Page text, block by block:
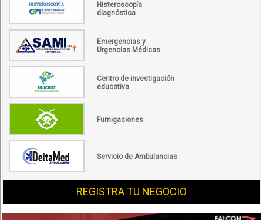
Histeroscopía
diagnóstica
Emergencias y
Urgencias Médicas
Centro de investigación
educativa
Fumigaciones
Servicio de Ambulancias
REGISTRA TU NEGOCIO